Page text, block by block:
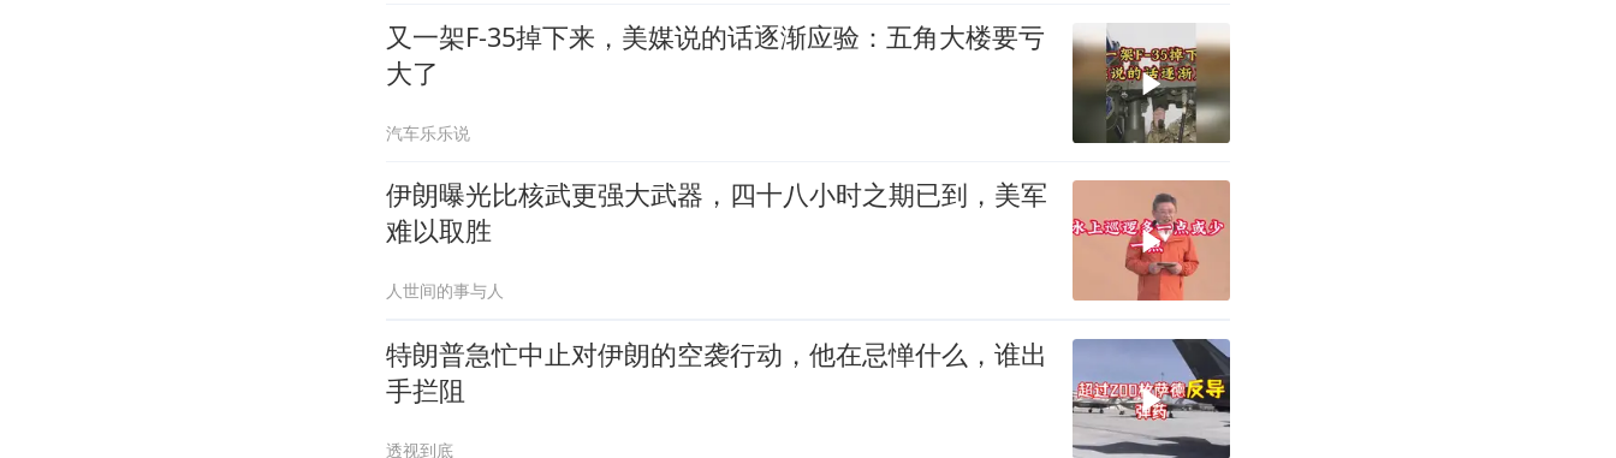
又一架F-35掉下来，美媒说的话逐渐应验：五角大楼要亏
大了
汽车乐乐说
伊朗曝光比核武更强大武器，四十八小时之期已到，美军
难以取胜
人世间的事与人
特朗普急忙中止对伊朗的空袭行动，他在忌惮什么，谁出
手拦阻
透视到底